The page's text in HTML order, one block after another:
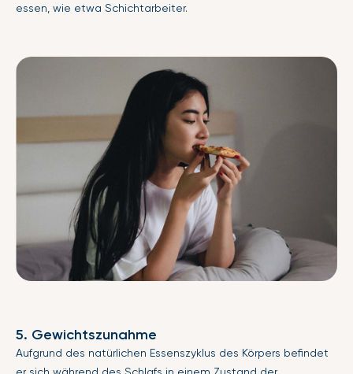
essen, wie etwa Schichtarbeiter.
5. Gewichtszunahme
Aufgrund des natürlichen Essenszyklus des Körpers befindet